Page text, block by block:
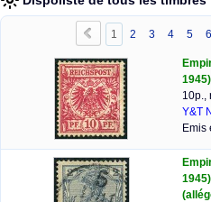
1 2 3 4 5 6
10p.,
Y&T
Emis